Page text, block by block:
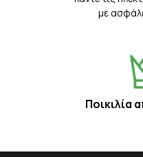
με
Ποικιλία